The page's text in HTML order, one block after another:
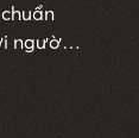
người